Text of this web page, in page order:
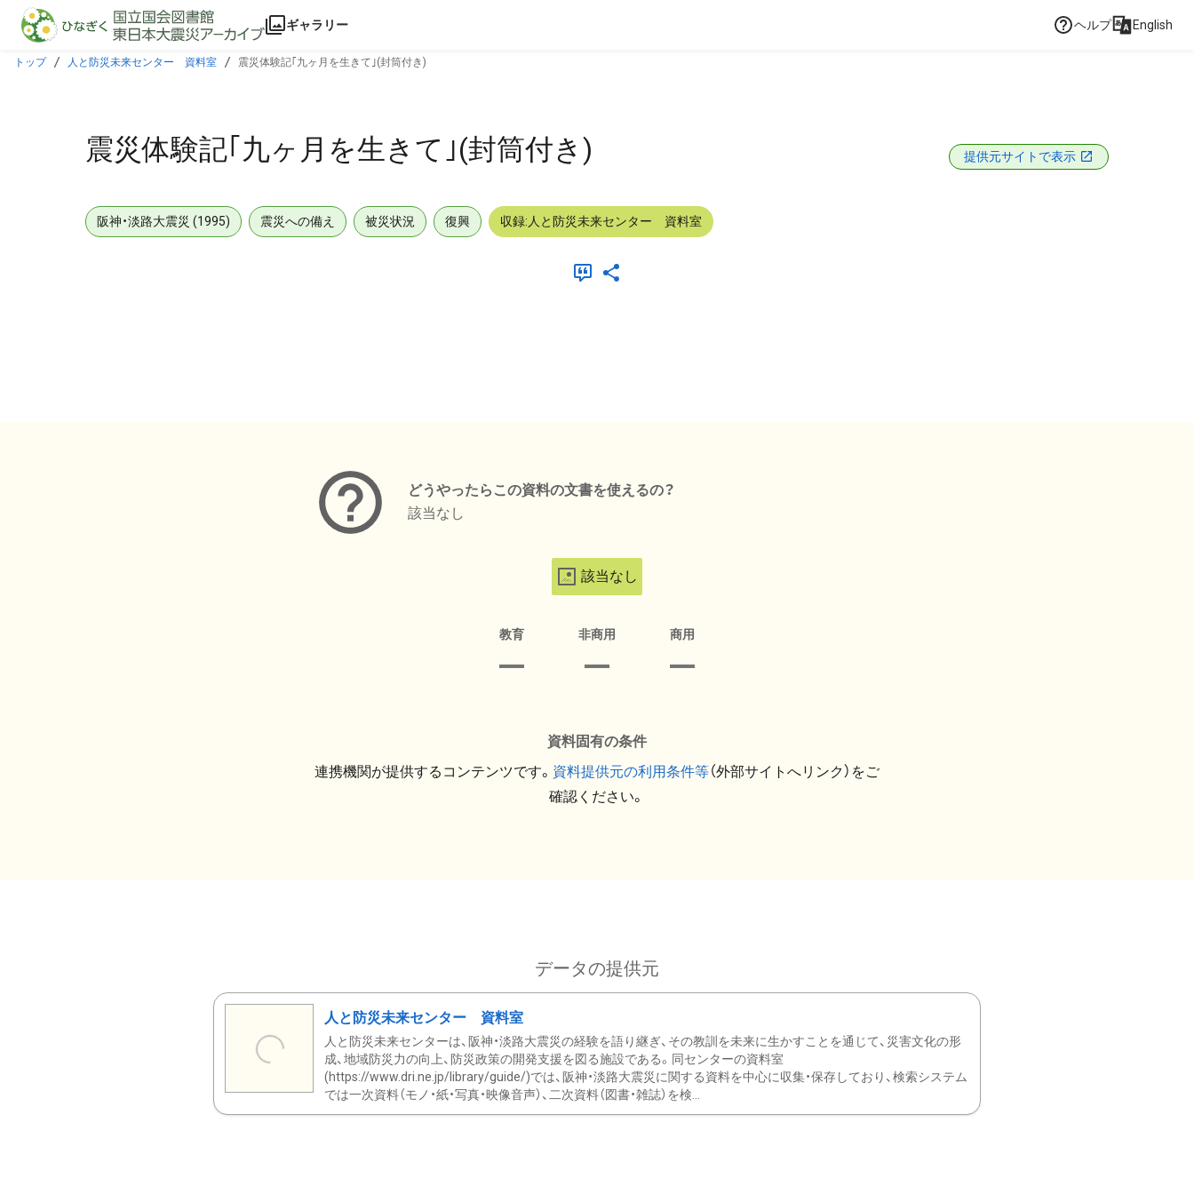
本文に飛ぶ
ギャラリー ヘルプ English
トップ 人と防災未来センター 資料室 震災体験記｢九ヶ月を生きて｣(封筒付き)
震災体験記｢九ヶ月を生きて｣(封筒付き) 提供元サイトで表示
阪神・淡路大震災 (1995) 震災への備え 被災状況 復興 収録:人と防災未来センター 資料室
どうやったらこの資料の文書を使えるの？
該当なし
該当なし
教育 非商用 商用
資料固有の条件
連携機関が提供するコンテンツです。 資料提供元の利用条件等（外部サイトへリンク）をご
確認ください。
データの提供元
人と防災未来センター 資料室
人と防災未来センターは、阪神・淡路大震災の経験を語り継ぎ、その教訓を未来に生かすことを通じて、災害文化の形
成、地域防災力の向上、防災政策の開発支援を図る施設である。同センターの資料室
(https://www.dri.ne.jp/library/guide/)では、阪神・淡路大震災に関する資料を中心に収集・保存しており、検索システム
では一次資料（モノ・紙・写真・映像音声）、二次資料（図書・雑誌）を検...